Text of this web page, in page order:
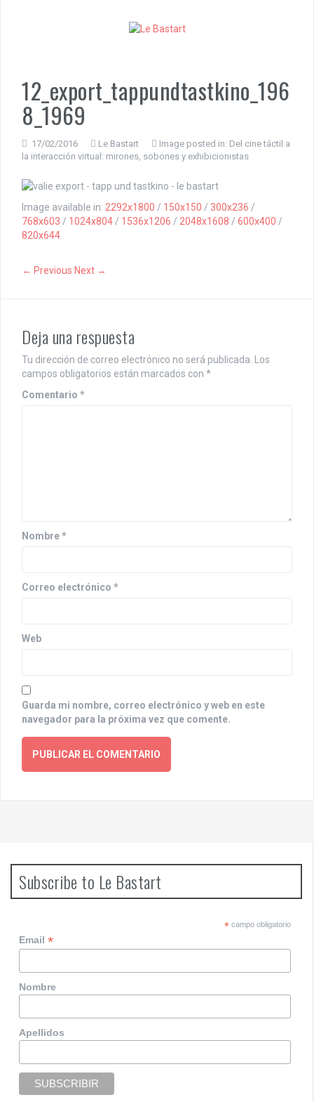
12_export_tappundtastkino_196
8_1969
17/02/2016 Le Bastart Image posted in: Del cine táctil a
la interacción virtual: mirones, sobones y exhibicionistas
Image available in: 2292x1800 / 150x150 / 300x236 /
768x603 / 1024x804 / 1536x1206 / 2048x1608 / 600x400 /
820x644
← Previous Next →
Deja una respuesta
Tu dirección de correo electrónico no será publicada. Los
campos obligatorios están marcados con *
Comentario *
Nombre*
Correo electrónico *
Web
Guarda mi nombre, correo electrónico y web en este
navegador para la próxima vez que comente.
Subscribe to Le Bastart
*campo obligatorio
Email*
Nombre
Apellidos